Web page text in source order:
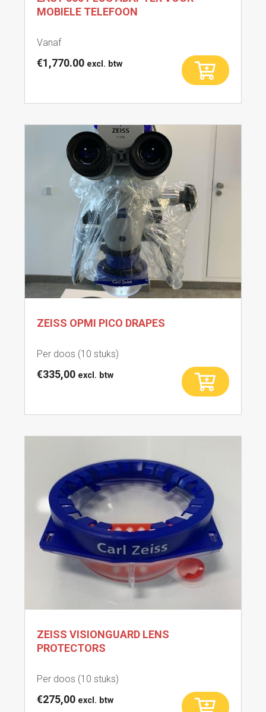
MOBIELE TELEFOON
Vanaf
€1,770.00 excl. btw
product
Deze
ZEISS OPMI PICO DRAPES
Per doos (10 stuks)
€335,00 excl. btw
ZEISS VISIONGUARD LENS
PROTECTORS
Per doos (10 stuks)
€275,00 excl. btw